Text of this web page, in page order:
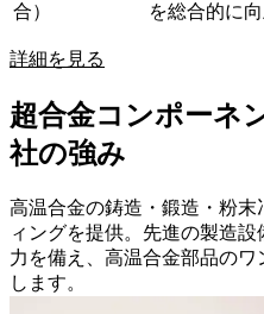
合）
を総合的に
詳細を見る
超合金コンポーネ
社の強み
高温合金の鋳造・鍛造・粉
ィングを提供。先進の製造
力を備え、高温合金部品の
します。